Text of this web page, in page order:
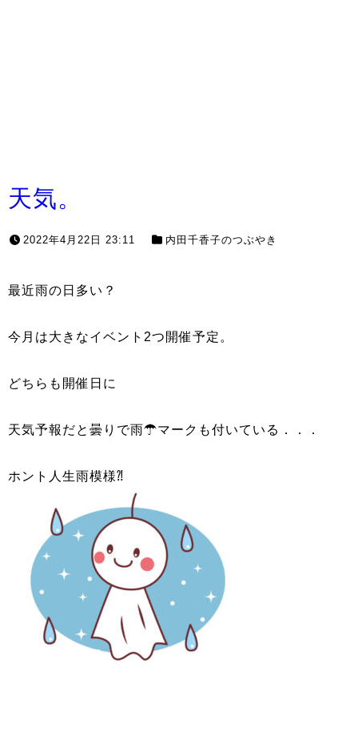
天気。
2022年4月22日 23:11 内田千香子のつぶやき
最近雨の日多い？
今月は大きなイベント2つ開催予定。
どちらも開催日に
天気予報だと曇りで雨☂マークも付いている．．．
ホント人生雨模様⁈